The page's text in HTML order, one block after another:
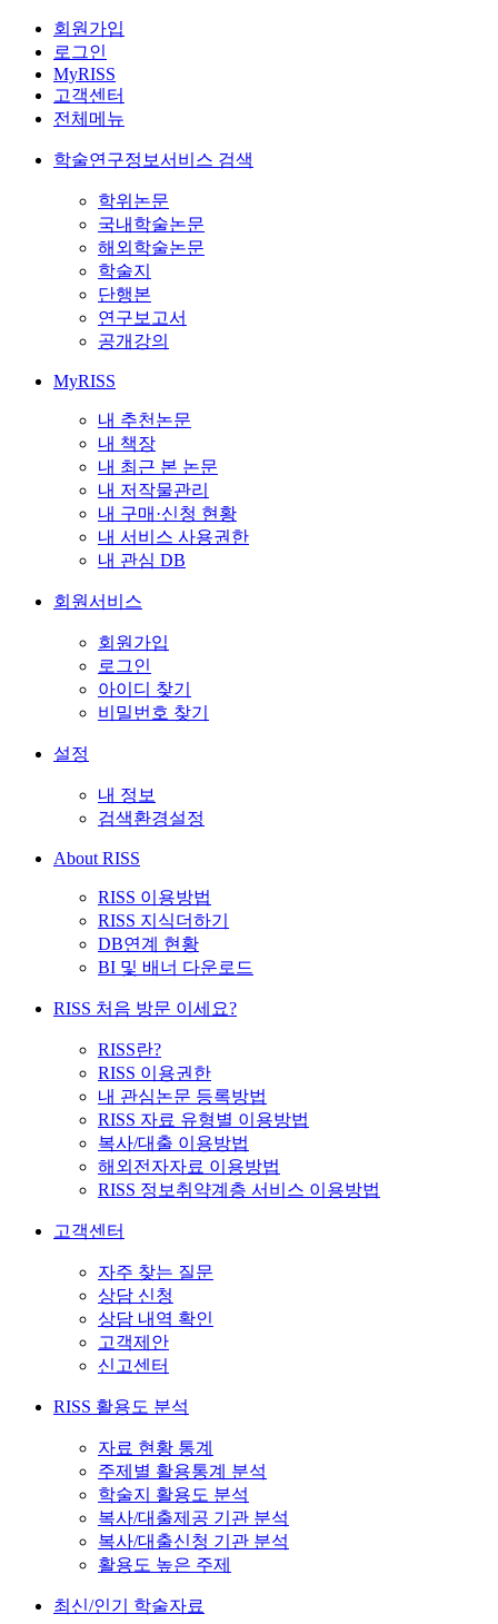
회원가입
로그인
MyRISS
고객센터
전체메뉴
학술연구정보서비스 검색
학위논문
국내학술논문
해외학술논문
학술지
단행본
연구보고서
공개강의
MyRISS
내 추천논문
내 책장
내 최근 본 논문
내 저작물관리
내 구매·신청 현황
내 서비스 사용권한
내 관심 DB
회원서비스
회원가입
로그인
아이디 찾기
비밀번호 찾기
설정
내 정보
검색환경설정
About RISS
RISS 이용방법
RISS 지식더하기
DB연계 현황
BI 및 배너 다운로드
RISS 처음 방문 이세요?
RISS란?
RISS 이용권한
내 관심논문 등록방법
RISS 자료 유형별 이용방법
복사/대출 이용방법
해외전자자료 이용방법
RISS 정보취약계층 서비스 이용방법
고객센터
자주 찾는 질문
상담 신청
상담 내역 확인
고객제안
신고센터
RISS 활용도 분석
자료 현황 통계
주제별 활용통계 분석
학술지 활용도 분석
복사/대출제공 기관 분석
복사/대출신청 기관 분석
활용도 높은 주제
최신/인기 학술자료